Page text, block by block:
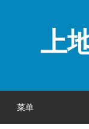
上
菜单